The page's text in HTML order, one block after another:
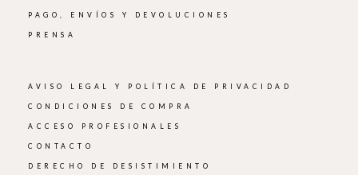
PAGO, ENVÍOS Y DEVOLUCIONES
PRENSA
AVISO LEGAL Y POLÍTICA DE PRIVACIDAD
CONDICIONES DE COMPRA
ACCESO PROFESIONALES
CONTACTO
DERECHO DE DESISTIMIENTO